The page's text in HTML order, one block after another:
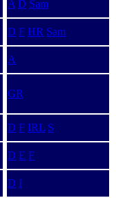
A D Sam
D F HR Sam
A
GR
D F IRL S
D E F
D I